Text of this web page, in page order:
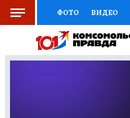
ФОТО ВИДЕО
СОЦПОДДЕРЖКА
ВЫБОР ЭКСПЕРТОВ